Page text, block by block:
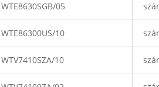
WTE8630SGB/05
WTE86300US/10
WTV7410SZA/10